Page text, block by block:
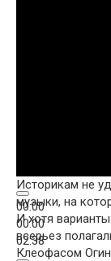
00:00
00:00
02:38
Историкам не
музыки, на
И хотя
всерьез
Клеофасом